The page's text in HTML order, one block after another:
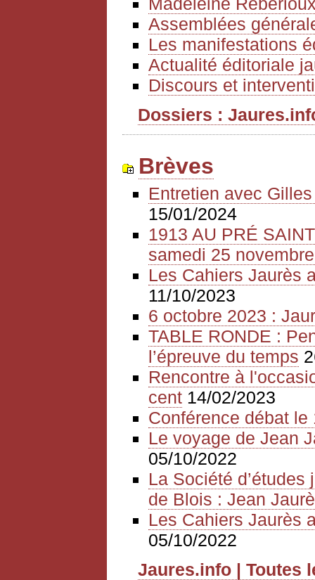
Assemblées
Les manifestations
Actualité éditoriale
Discours et
Dossiers :
Brèves
Entretien avec
15/01/2024
1913 AU PRÉ
samedi 25
Les Cahiers Jaurès
11/10/2023
6 octobre 2023 :
TABLE RONDE :
l’épreuve du temps
Rencontre à
cent 14/02/2023
Conférence débat
Le voyage de Jean
05/10/2022
La Société
de Blois : Jean
Les Cahiers Jaurès
05/10/2022
Jaures.info | Toutes